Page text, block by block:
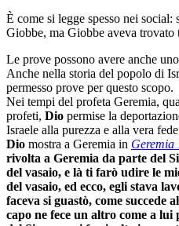
È come si legge spesso nei social:
Giobbe, ma Giobbe aveva trovato
Le prove possono avere anche
Anche nella storia del popolo di
permesso prove per questo scopo.
Nei tempi del profeta Geremia,
profeti, Dio permise la
Israele alla purezza e alla vera fede
Dio mostra a Geremia in Geremia
rivolta a Geremia da parte del
del vasaio, e là ti farò udire le
del vasaio, ed ecco, egli stava
faceva si guastò, come succede
capo ne fece un altro come a